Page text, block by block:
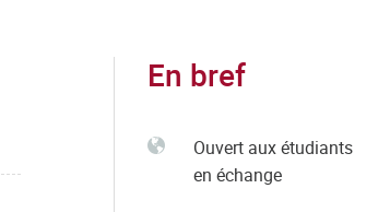
En bref
Ouvert aux étudiants
en échange